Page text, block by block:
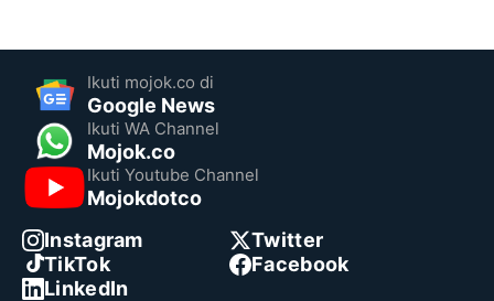
Ikuti mojok.co di
Google News
Ikuti WA Channel
Mojok.co
Ikuti Youtube Channel
Mojokdotco
Instagram
Twitter
TikTok
Facebook
LinkedIn